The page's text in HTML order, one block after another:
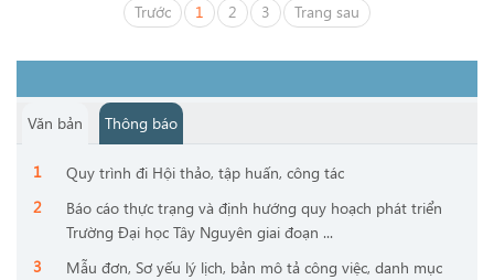
Trước 1 2 3 Trang sau
Văn bản Thông báo
Quy trình đi Hội thảo, tập huấn, công tác
Báo cáo thực trạng và định hướng quy hoạch phát triển
Trường Đại học Tây Nguyên giai đoạn ...
Mẫu đơn, Sơ yếu lý lịch, bản mô tả công việc, danh mục